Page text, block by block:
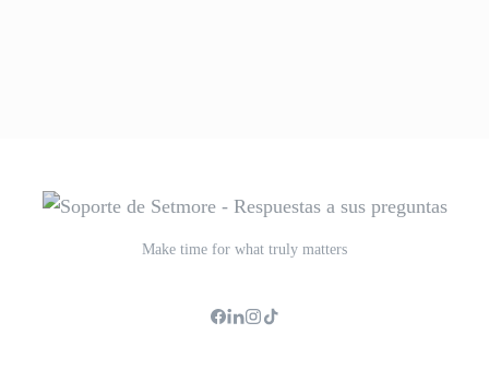
Make time for what truly matters